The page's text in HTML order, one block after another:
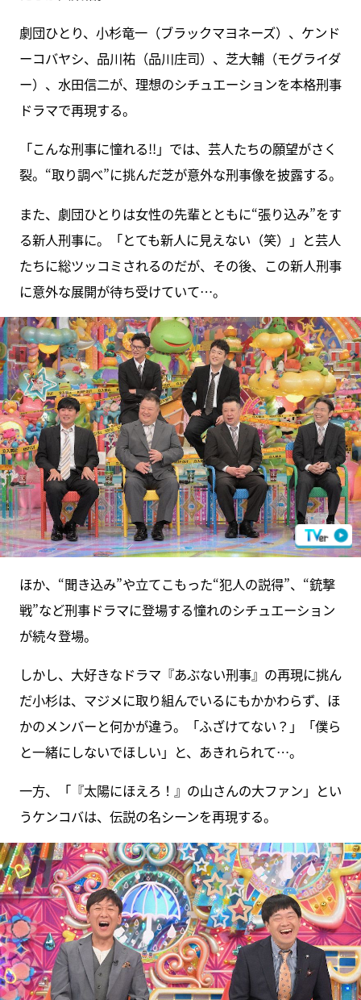
劇団ひとり、小杉竜一（ブラックマヨネーズ）、ケンド
ーコバヤシ、品川祐（品川庄司）、芝大輔（モグライダ
ー）、水田信二が、理想のシチュエーションを本格刑事
ドラマで再現する。
「こんな刑事に憧れる!!」では、芸人たちの願望がさく
裂。“取り調べ”に挑んだ芝が意外な刑事像を披露する。
また、劇団ひとりは女性の先輩とともに“張り込み”をす
る新人刑事に。「とても新人に見えない（笑）」と芸人
たちに総ツッコミされるのだが、その後、この新人刑事
に意外な展開が待ち受けていて…。
ほか、“聞き込み”や立てこもった“犯人の説得”、“銃撃
戦”など刑事ドラマに登場する憧れのシチュエーション
が続々登場。
しかし、大好きなドラマ『あぶない刑事』の再現に挑ん
だ小杉は、マジメに取り組んでいるにもかかわらず、ほ
かのメンバーと何かが違う。「ふざけてない？」「僕ら
と一緒にしないでほしい」と、あきれられて…。
一方、「『太陽にほえろ！』の山さんの大ファン」とい
うケンコバは、伝説の名シーンを再現する。